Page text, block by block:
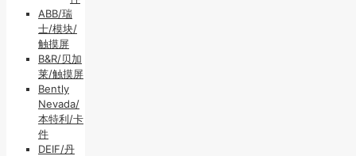
ABB/瑞
士/模块/
触摸屏
B&R/贝加
莱/触摸屏
Bently
Nevada/
本特利/卡
件
DEIF/丹